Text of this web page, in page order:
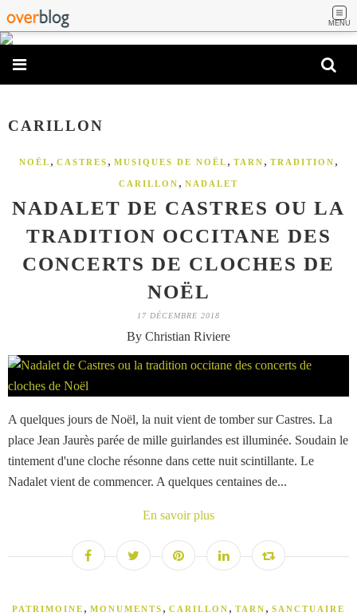
MENU
CARILLON
NOËL , CASTRES , MUSIQUES DE NOËL , TARN , TRADITION ,
CARILLON , NADALET
NADALET DE CASTRES OU LA
TRADITION OCCITANE DES
CONCERTS DE CLOCHES DE
NOËL
17 DÉCEMBRE 2018
By Christian Riviere
A quelques jours de Noël, la nuit vient de tomber sur Castres. La
place Jean Jaurès parée de mille guirlandes est illuminée. Soudain le
tintement d'une cloche résonne dans cette nuit scintillante. Le
Nadalet vient de commencer. A quelques centaines de...
En savoir plus
PATRIMOINE , MONUMENTS , CARILLON , TARN , SANCTUAIRE